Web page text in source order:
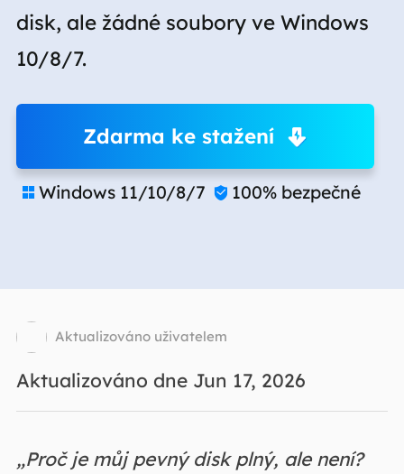
disk, ale žádné soubory ve Windows
10/8/7.
Zdarma ke stažení
 Windows 11/10/8/7  100% bezpečné
Aktualizováno uživatelem
Aktualizováno dne Jun 17, 2026
„Proč je můj pevný disk plný, ale není?